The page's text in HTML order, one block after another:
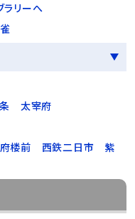
ラリーへ
太宰府
楼前 西鉄二日市 紫